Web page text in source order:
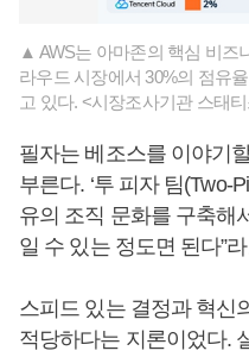
▲ AWS는 아마존의 핵심 비즈
라우드 시장에서 30%의 점유
고 있다. <시장조사기관 스태
필자는 베조스를 이야기
부른다. ‘투 피자 팀(Two-
유의 조직 문화를 구축해
일 수 있는 정도면 된다”
스피드 있는 결정과 혁신
적당하다는 지론이었다.